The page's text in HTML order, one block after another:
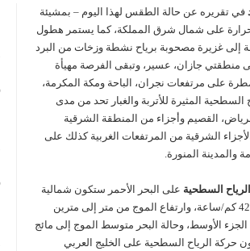
المتوقعة
اليوم
الثلاثاء
في
المملكة
مغلقة
في تقريره عن حالة الطقس لهذا اليوم – بمشيئة
على شمال شرق المملكة، كما يستمر هطول
إلى غزيرة مصحوبة برياح نشطة وزخات من البرد
منطقتي جازان، عسير، وتبقى الفرصة مهيأة
على مرتفعات نجران، الباحة ومكة المكرمة،
المثيرة للأتربة والغبار تحد من مدى
القصيم وأجزاء من المنطقة الشرقية
الشرقية من المرتفعات الغربية كذلك على
المنورة.
السطحية على البحر الأحمر ستكون شمالية
غربية إلى غربية بسرعة 18-42 كم/ساعة، وارتفاع الموج من متر إلى مترين
الأوسط، وحالة البحر متوسط الموج إلى مائج
حركة الرياح السطحية على الخليج العربي